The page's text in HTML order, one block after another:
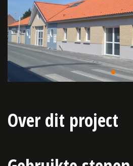
Over dit project